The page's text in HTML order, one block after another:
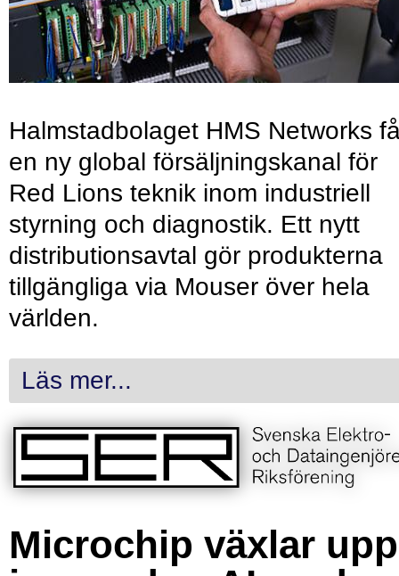
Halmstadbolaget HMS Networks
en ny global försäljningskanal för
Red Lions teknik inom industriell
styrning och diagnostik. Ett nytt
distributionsavtal gör produkterna
tillgängliga via Mouser över hela
världen.
Läs mer...
Microchip växlar upp